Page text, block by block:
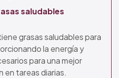
saludables
grasas saludables para
la energía y
para una mejor
en tareas diarias.